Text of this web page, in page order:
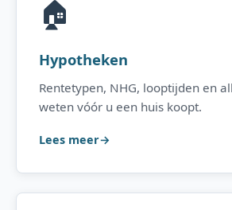
🏠
Hypotheken
Rentetypen, NHG, looptijden en
weten vóór u een huis koopt.
Lees meer